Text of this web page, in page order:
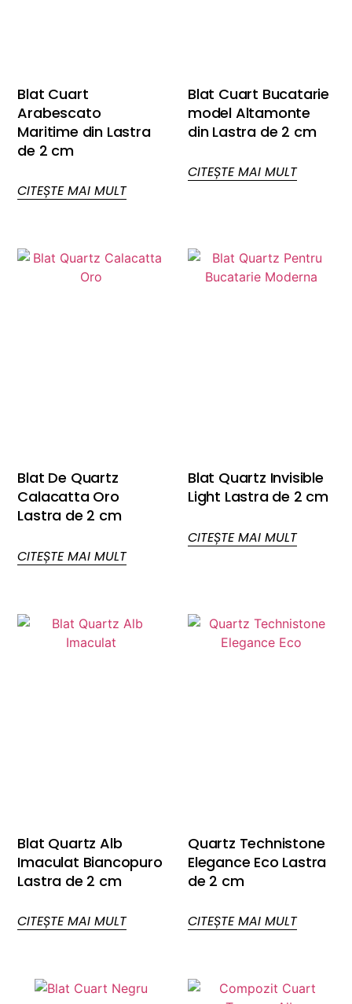
Blat Cuart
Arabescato
Maritime din Lastra
de 2 cm
CITEȘTE MAI MULT
Blat Cuart Bucatarie
model Altamonte
din Lastra de 2 cm
CITEȘTE MAI MULT
Blat De Quartz
Calacatta Oro
Lastra de 2 cm
CITEȘTE MAI MULT
Blat Quartz Invisible
Light Lastra de 2 cm
CITEȘTE MAI MULT
Blat Quartz Alb
Imaculat Biancopuro
Lastra de 2 cm
CITEȘTE MAI MULT
Quartz Technistone
Elegance Eco Lastra
de 2 cm
CITEȘTE MAI MULT